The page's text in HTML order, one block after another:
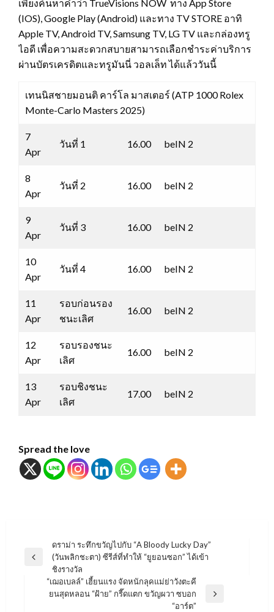
เพียงค้นหาคำว่า TrueVisions NOW ทาง App Store
(IOS), Google Play (Android) และทาง TV STORE อาทิ
Apple TV, Android TV, Samsung TV, LG TV และกล่องทรู
ไอดี เพื่อความสะดวกสบายสามารถเลือกชำระค่าบริการ
ผ่านบัตรเครดิตและทรูมันนี่ วอลเล็ท ได้แล้ววันนี้
เทนนิสชายมอนติ คาร์โล มาสเตอร์ (ATP 1000 Rolex
Monte-Carlo Masters 2025)
7
Apr
วันที่ 1 16.00 beIN 2
8
Apr
วันที่ 2 16.00 beIN 2
9
Apr
วันที่ 3 16.00 beIN 2
10
Apr
วันที่ 4 16.00 beIN 2
11
Apr
รอบก่อนรอง
ชนะเลิศ
16.00 beIN 2
12
Apr
รอบรองชนะ
เลิศ
16.00 beIN 2
13
Apr
รอบชิงชนะ
เลิศ
17.00 beIN 2
Spread the love
แนะแนว
เรื่อง
Previous
ดราม่า ระทึกขวัญไปกับ “A Bloody Lucky Day”
(วันพลิกชะตา) ซีรีส์ที่ทำให้ “ยูยอนซอก” ได้เข้า
ชิงรางวัล
Next
“เฌอเบลล์” เฮี้ยนแรง จัดหนักลุคแม่ย่าวังตะคี
ยนสุดหลอน “ฝ้าย” กรี๊ดแตก ขวัญผวา ซบอก
“อาร์ต”